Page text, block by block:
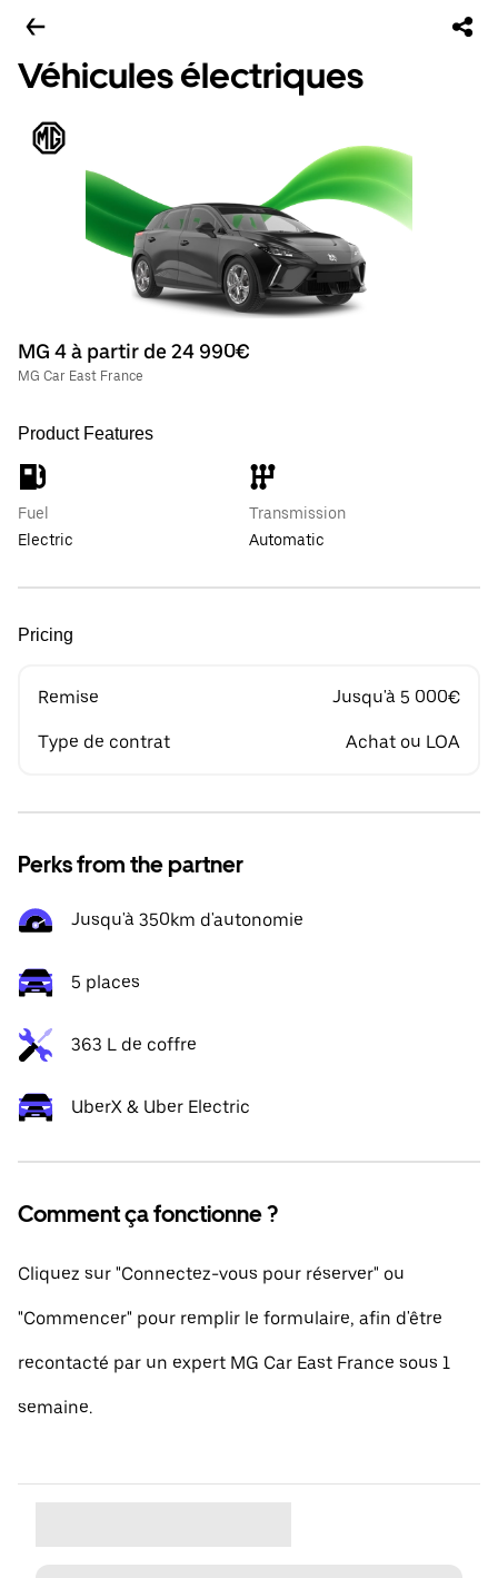
Véhicules électriques
MG 4 à partir de 24 990€
MG Car East France
Product Features
Fuel
Electric
Transmission
Automatic
Pricing
Remise Jusqu'à 5 000€
Type de contrat Achat ou LOA
Perks from the partner
Jusqu'à 350km d'autonomie
5 places
363 L de coffre
UberX & Uber Electric
Comment ça fonctionne ?
Cliquez sur "Connectez-vous pour réserver" ou
"Commencer" pour remplir le formulaire, afin d'être
recontacté par un expert MG Car East France sous 1
semaine.